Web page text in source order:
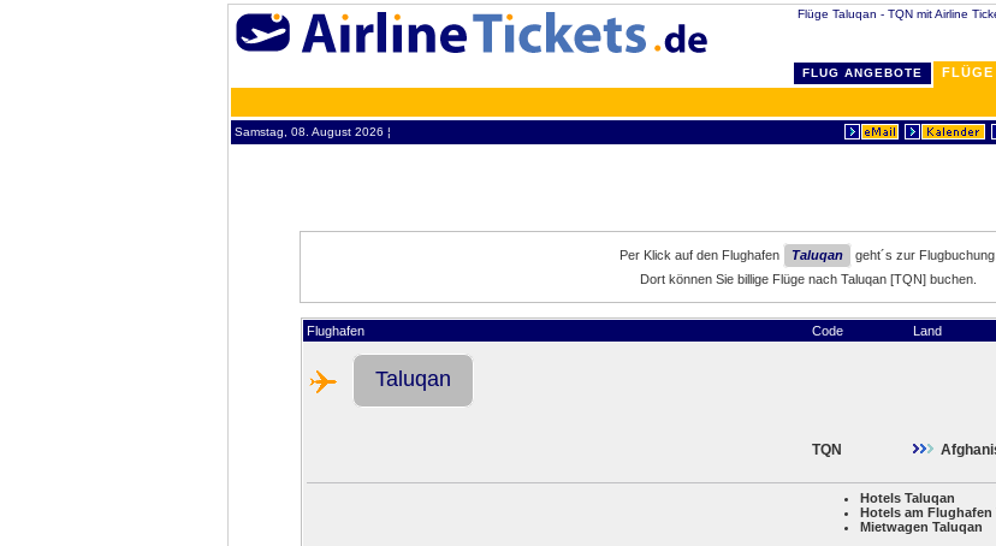
Flüge Taluqan - TQN mit Airline
FLUG ANGEBOTE FLÜGE
Samstag, 08. August 2026 ¦
Per Klick auf den Flughafen Taluqan
geht´s zur Flugbuchung.
Dort können Sie billige Flüge nach Taluqan [TQN] buchen.
Flughafen Code Land
Taluqan
TQN
Hotels Taluqan
Hotels am Flughafen
Mietwagen Taluqan